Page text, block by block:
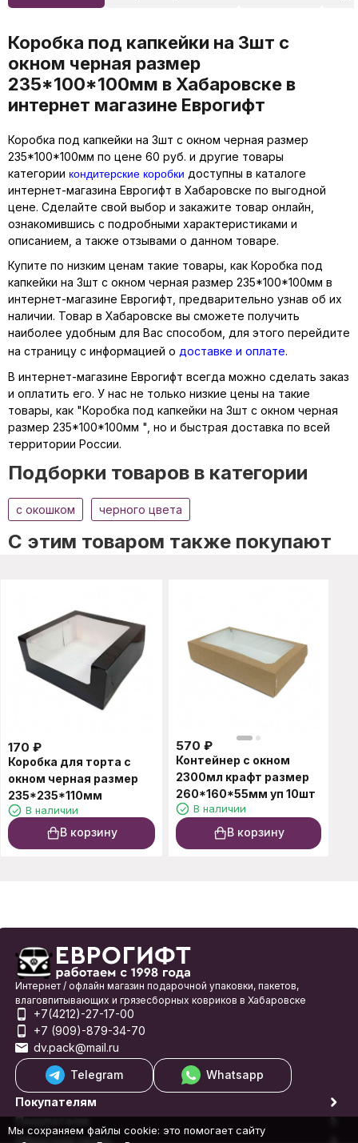
Коробка под капкейки на 3шт с
окном черная размер
235*100*100мм в Хабаровске в
интернет магазине Еврогифт
Коробка под капкейки на 3шт с окном черная размер
235*100*100мм по цене 60 руб. и другие товары
категории кондитерские коробки доступны в каталоге
интернет-магазина Еврогифт в Хабаровске по выгодной
цене. Сделайте свой выбор и закажите товар онлайн,
ознакомившись с подробными характеристиками и
описанием, а также отзывами о данном товаре.
Купите по низким ценам такие товары, как Коробка под
капкейки на 3шт с окном черная размер 235*100*100мм в
интернет-магазине Еврогифт, предварительно узнав об их
наличии. Товар в Хабаровске вы сможете получить
наиболее удобным для Вас способом, для этого перейдите
на страницу с информацией о доставке и оплате.
В интернет-магазине Еврогифт всегда можно сделать заказ
и оплатить его. У нас не только низкие цены на такие
товары, как "Коробка под капкейки на 3шт с окном черная
размер 235*100*100мм ", но и быстрая доставка по всей
территории России.
Подборки товаров в категории
c окошком черного цвета
C этим товаром также покупают
170 ₽
Коробка для торта с
окном черная размер
235*235*110мм
В наличии
В корзину
570 ₽
Контейнер с окном
2300мл крафт размер
260*160*55мм уп 10шт
В наличии
В корзину
Интернет / офлайн магазин подарочной упаковки, пакетов,
влаговпитывающих и грязесборных ковриков в Хабаровске
+7(4212)-27-17-00
+7 (909)-879-34-70
dv.pack@mail.ru
Telegram
Whatsapp
Покупателям
Покупателю
Обратная связь
Мы сохраняем файлы cookie: это помогает сайту